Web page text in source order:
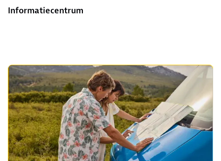
Informatiecentrum